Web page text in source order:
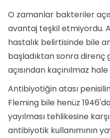
O zamanlar bakteriler
avantaj teşkil etmiyordu.
hastalık belirtisinde bile
başladıktan sonra
açısından kaçınılmaz
Antibiyotiğin atası
Fleming bile henüz
yayılması tehlikesine
antibiyotik kullanımının